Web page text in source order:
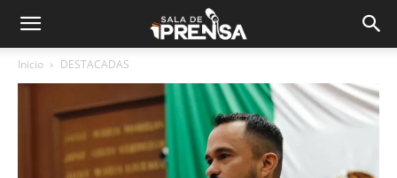
Inicio DESTACADAS